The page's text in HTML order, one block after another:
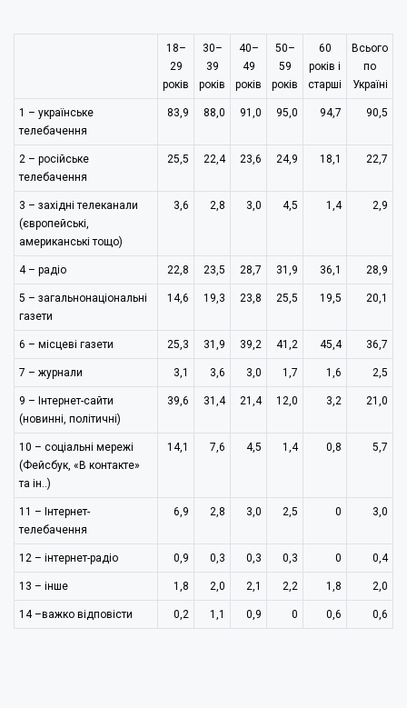
18–
29
років
30–
39
років
40–
49
років
50–
59
років
60
років і
старші
Всього
по
Україні
1 – українське
телебачення
83,9 88,0 91,0 95,0 94,7 90,5
2 – російське
телебачення
25,5 22,4 23,6 24,9 18,1 22,7
3 – західні телеканали
(європейські,
американські тощо)
3,6 2,8 3,0 4,5 1,4 2,9
4 – радіо 22,8 23,5 28,7 31,9 36,1 28,9
5 – загальнонаціональні
газети
14,6 19,3 23,8 25,5 19,5 20,1
6 – місцеві газети 25,3 31,9 39,2 41,2 45,4 36,7
7 – журнали 3,1 3,6 3,0 1,7 1,6 2,5
9 – Інтернет-сайти
(новинні, політичні)
39,6 31,4 21,4 12,0 3,2 21,0
10 – соціальні мережі
(Фейсбук, «В контакте»
та ін..)
14,1 7,6 4,5 1,4 0,8 5,7
11 – Інтернет-
телебачення
6,9 2,8 3,0 2,5 0 3,0
12 – інтернет-радіо 0,9 0,3 0,3 0,3 0 0,4
13 – інше 1,8 2,0 2,1 2,2 1,8 2,0
14 –важко відповісти 0,2 1,1 0,9 0 0,6 0,6